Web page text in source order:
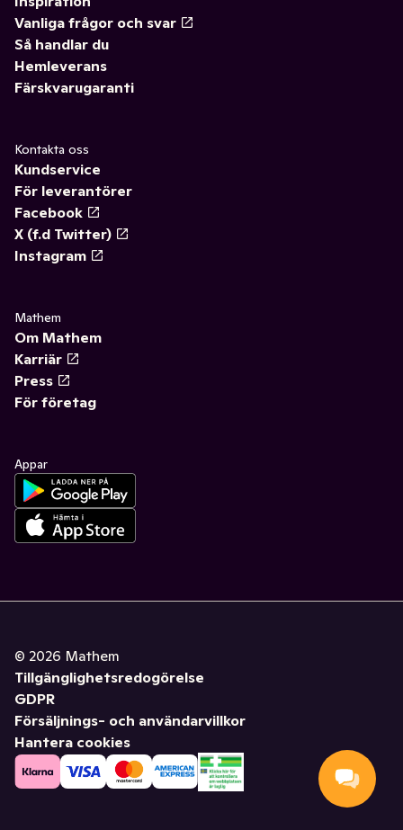
Vanliga frågor och svar
Så handlar du
Hemleverans
Färskvarugaranti
Kontakta oss
Kundservice
För leverantörer
Facebook
X (f.d Twitter)
Instagram
Mathem
Om Mathem
Karriär
Press
För företag
Appar
© 2026 Mathem
Tillgänglighetsredogörelse
GDPR
Försäljnings- och användarvillkor
Hantera cookies